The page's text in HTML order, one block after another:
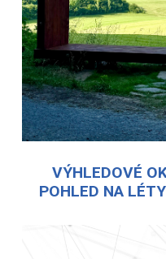
VÝHLEDOVÉ
POHLED NA